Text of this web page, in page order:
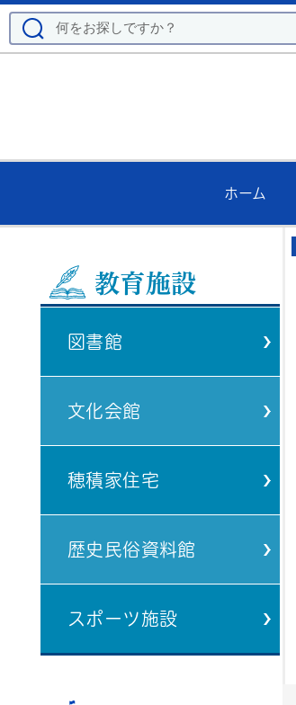
ホーム
教育施設
図書館
文化会館
穂積家住宅
歴史民俗資料館
スポーツ施設